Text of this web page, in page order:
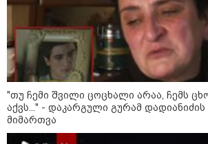
"თუ ჩემი შვილი ცოცხალი არაა, ჩემს
აქვს..." - დაკარგული გურამ
მიმართვა